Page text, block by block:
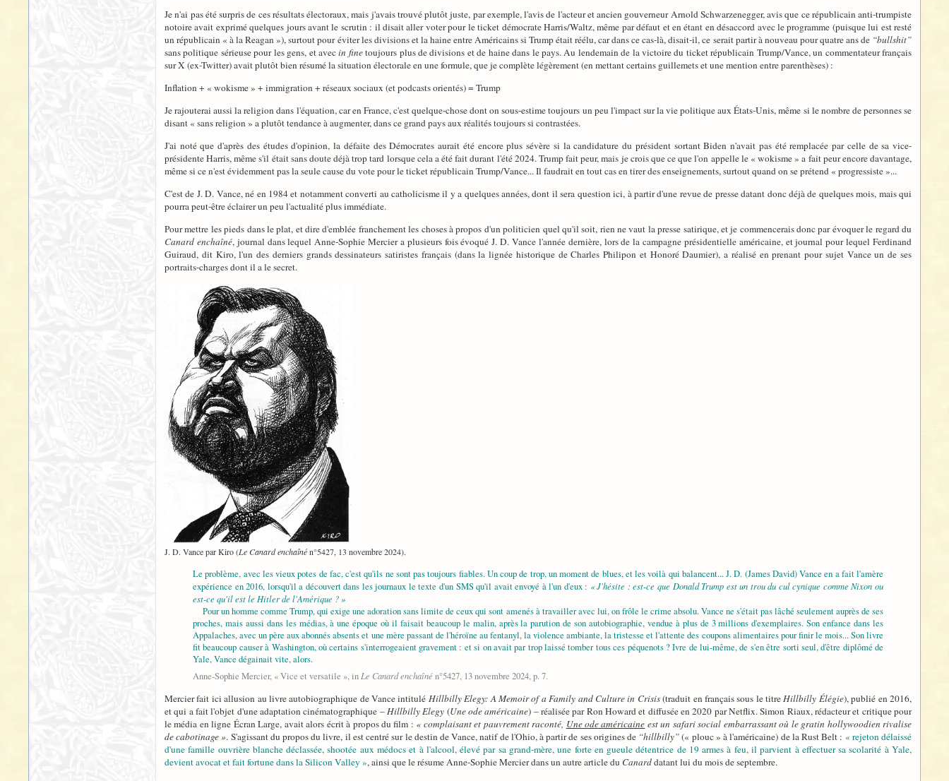
Je n'ai pas été surpris de ces résultats électoraux, mais j'avais trouvé plutôt juste, par exemple, l'avis de l'acteur et ancien gouverneur Arnold Schwarzenegger, avis que ce républicain anti-trumpiste
notoire avait exprimé quelques jours avant le scrutin : il disait aller voter pour le ticket démocrate Harris/Waltz, même par défaut et en étant en désaccord avec le programme (puisque lui est resté
un républicain « à la Reagan »), surtout pour éviter les divisions et la haine entre Américains si Trump était réélu, car dans ce cas-là, disait-il, ce serait partir à nouveau pour quatre ans de “bullshit”
sans politique sérieuse pour les gens, et avecin finetoujours plus de divisions et de haine dans le pays. Au lendemain de la victoire du ticket républicain Trump/Vance, un commentateur français
sur X (ex-Twitter) avait plutôt bien résumé la situation électorale en une formule, que je complète légèrement (en mettant certains guillemets et une mention entre parenthèses) :
Inflation + « wokisme » + immigration + réseaux sociaux (et podcasts orientés) = Trump
Je rajouterai aussi la religion dans l'équation, car en France, c'est quelque-chose dont on sous-estime toujours un peu l'impact sur la vie politique aux États-Unis, même si le nombre de personnes se
disant « sans religion » a plutôt tendance à augmenter, dans ce grand pays aux réalités toujours si contrastées.
J'ai noté que d'après des études d'opinion, la défaite des Démocrates aurait été encore plus sévère si la candidature du président sortant Biden n'avait pas été remplacée par celle de sa vice-
présidente Harris, même s'il était sans doute déjà trop tard lorsque cela a été fait durant l'été 2024. Trump fait peur, mais je crois que ce que l'on appelle le « wokisme » a fait peur encore davantage,
même si ce n'est évidemment pas la seule cause du vote pour le ticket républicain Trump/Vance... Il faudrait en tout cas en tirer des enseignements, surtout quand on se prétend « progressiste »...
C'est de J. D. Vance, né en 1984 et notamment converti au catholicisme il y a quelques années, dont il sera question ici, à partir d'une revue de presse datant donc déjà de quelques mois, mais qui
pourra peut-être éclairer un peu l'actualité plus immédiate.
Pour mettre les pieds dans le plat, et dire d'emblée franchement les choses à propos d'un politicien quel qu'il soit, rien ne vaut la presse satirique, et je commencerais donc par évoquer le regard du
Canard enchaîné, journal dans lequel Anne-Sophie Mercier a plusieurs fois évoqué J. D. Vance l'année dernière, lors de la campagne présidentielle américaine, et journal pour lequel Ferdinand
Guiraud, dit Kiro, l'un des derniers grands dessinateurs satiristes français (dans la lignée historique de Charles Philipon et Honoré Daumier), a réalisé en prenant pour sujet Vance un de ses
portraits-charges dont il a le secret.
J. D. Vance par Kiro (Le Canard enchaînén°5427, 13 novembre 2024).
Le problème, avec les vieux potes de fac, c'est qu'ils ne sont pas toujours fiables. Un coup de trop, un moment de blues, et les voilà qui balancent... J. D. (James David) Vance en a fait l'amère
expérience en 2016, lorsqu'il a découvert dans les journaux le texte d'un SMS qu'il avait envoyé à l'un d'eux : « J'hésite : est-ce que Donald Trump est un trou du cul cynique comme Nixon ou
est-ce qu'il est le Hitler de l'Amérique ? »
Pour un homme comme Trump, qui exige une adoration sans limite de ceux qui sont amenés à travailler avec lui, on frôle le crime absolu. Vance ne s'était pas lâché seulement auprès de ses
proches, mais aussi dans les médias, à une époque où il faisait beaucoup le malin, après la parution de son autobiographie, vendue à plus de 3 millions d'exemplaires. Son enfance dans les
Appalaches, avec un père aux abonnés absents et une mère passant de l'héroïne au fentanyl, la violence ambiante, la tristesse et l'attente des coupons alimentaires pour finir le mois... Son livre
fit beaucoup causer à Washington, où certains s'interrogeaient gravement : et si on avait par trop laissé tomber tous ces péquenots ? Ivre de lui-même, de s'en être sorti seul, d'être diplômé de
Yale, Vance dégainait vite, alors.
Anne-Sophie Mercier, « Vice et versatile », in Le Canard enchaînén°5427, 13 novembre 2024, p. 7.
Mercier fait ici allusion au livre autobiographique de Vance intitulé Hillbilly Elegy: A Memoir of a Family and Culture in Crisis(traduit en français sous le titreHillbilly Élégie), publié en 2016,
et qui a fait l'objet d'une adaptation cinématographique –Hillbilly Elegy (Une ode américaine) – réalisée par Ron Howard et diffusée en 2020 par Netflix. Simon Riaux, rédacteur et critique pour
le média en ligne Écran Large, avait alors écrit à propos du film : « complaisant et pauvrement raconté, Une ode américaine est un safari social embarrassant où le gratin hollywoodien rivalise
de cabotinage ». S'agissant du propos du livre, il est centré sur le destin de Vance, natif de l'Ohio, à partir de ses origines de “hillbilly”(« plouc » à l'américaine) de la Rust Belt : « rejeton délaissé
d'une famille ouvrière blanche déclassée, shootée aux médocs et à l'alcool, élevé par sa grand-mère, une forte en gueule détentrice de 19 armes à feu, il parvient à effectuer sa scolarité à Yale,
devient avocat et fait fortune dans la Silicon Valley », ainsi que le résume Anne-Sophie Mercier dans un autre article du Canarddatant lui du mois de septembre.